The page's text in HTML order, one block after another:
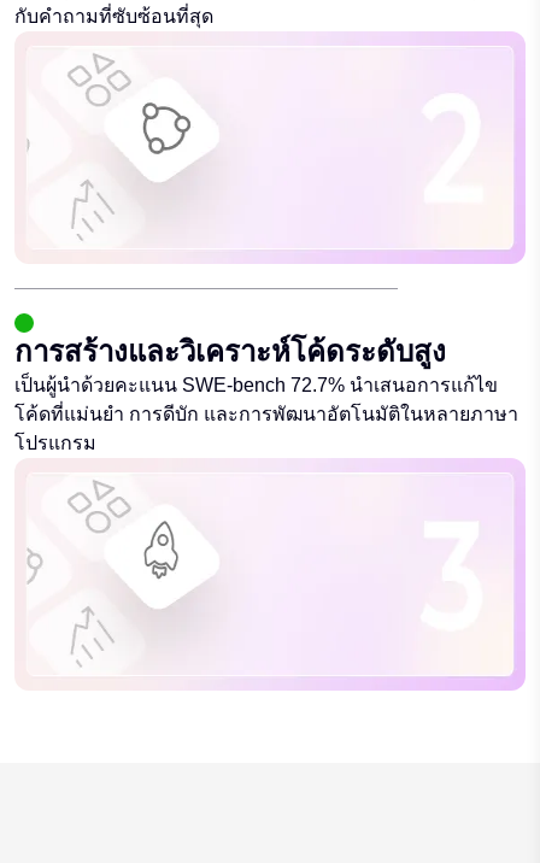
กับคำถามที่ซับซ้อนที่สุด
การสร้างและวิเคราะห์โค้ดระดับสูง
เป็นผู้นำด้วยคะแนน SWE-bench 72.7% นำเสนอการแก้ไข
โค้ดที่แม่นยำ การดีบัก และการพัฒนาอัตโนมัติในหลายภาษา
โปรแกรม